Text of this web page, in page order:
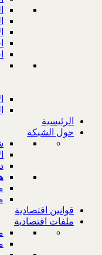
الرئيسية
حول الشبكة
قوانين اقتصادية
ملفات اقتصادية